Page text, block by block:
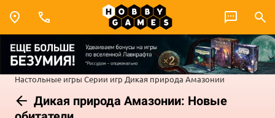
Настольные игры Серии игр Дикая природа Амазонии
Дикая природа Амазонии: Новые